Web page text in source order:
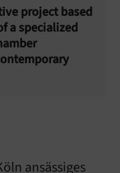
project based
a specialized
ansässiges